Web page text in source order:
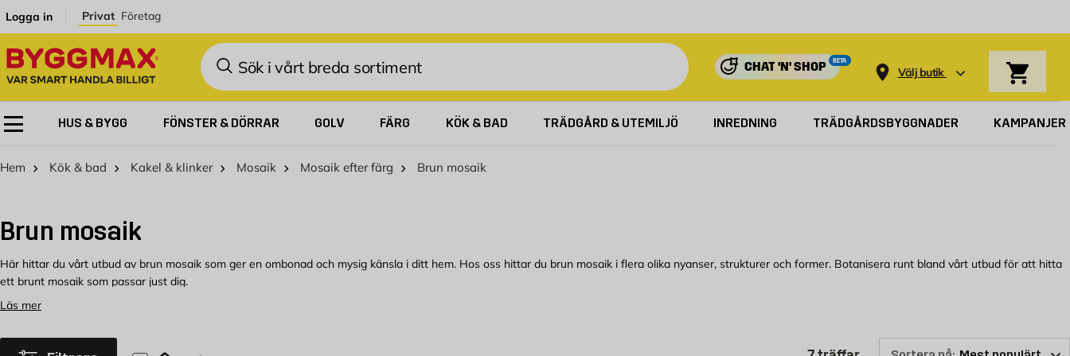
Logga in Privat Företag
Sök
CHAT 'N' SHOP
BETA
Välj butik
HUS & BYGG FÖNSTER & DÖRRAR GOLV FÄRG KÖK & BAD TRÄDGÅRD & UTEMILJÖ INREDNING TRÄDGÅRDSBYGGNADER KAMPANJER
Hem Kök & bad Kakel & klinker Mosaik Mosaik efter färg Brun mosaik
Brun mosaik
Här hittar du vårt utbud av brun mosaik som ger en ombonad och mysig känsla i ditt hem. Hos oss hittar du brun mosaik i flera olika nyanser, strukturer och former. Botanisera runt bland vårt utbud för att hitta
ett brunt mosaik som passar just dig.
Vi har brun mosaik för olika typer av renoveringsprojekt, kika i vårt sortiment för att hitta det som passar till just ditt hem. Hos oss på Byggmax kan du enkelt köpa mosaik efter färg
, önskar du att kombinera din
Läs mer